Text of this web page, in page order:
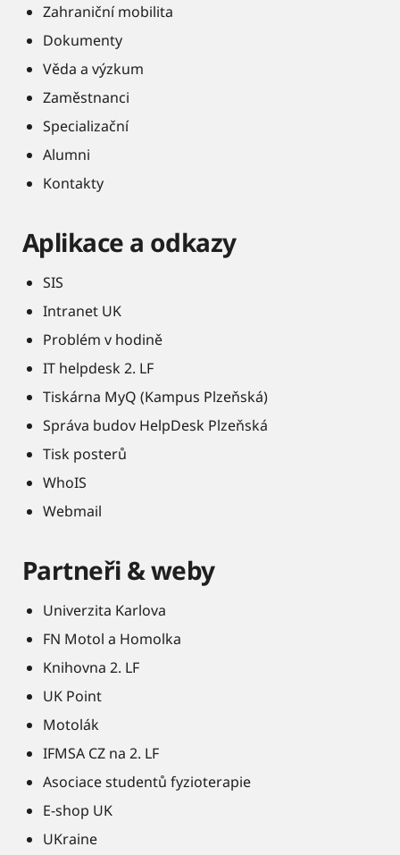
Zahraniční mobilita
Dokumenty
Věda a výzkum
Zaměstnanci
Specializační
Alumni
Kontakty
Aplikace a odkazy
SIS
Intranet UK
Problém v hodině
IT helpdesk 2. LF
Tiskárna MyQ (Kampus Plzeňská)
Správa budov HelpDesk Plzeňská
Tisk posterů
WhoIS
Webmail
Partneři & weby
Univerzita Karlova
FN Motol a Homolka
Knihovna 2. LF
UK Point
Motolák
IFMSA CZ na 2. LF
Asociace studentů fyzioterapie
E-shop UK
UKraine